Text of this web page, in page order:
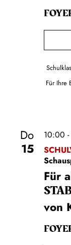
Für Ihre
Do
15
10:00
Für
von